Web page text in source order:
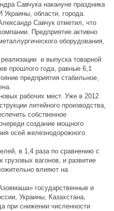
Савчука накануне праздника
области, города.
Савчук отметил, что
Предприятие активно
оборудования,
и выпуска товарной
прошлого года, равные 6,1
предприятия стабильное,
рабочих мест. Уже в 2012
литейного производства,
собственное
создание мощного
осей железнодорожного
в 1,4 раза по сравнению с
вагонов, и развитие
влияют на
государственные и
Украины, Казахстана,
при снижении численности